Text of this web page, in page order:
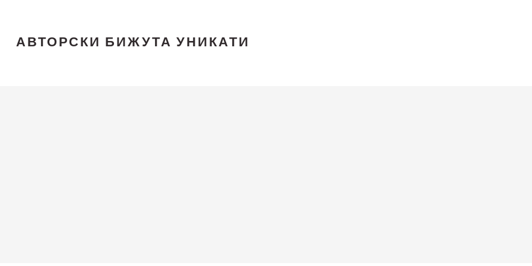
АВТОРСКИ БИЖУТА УНИКАТИ